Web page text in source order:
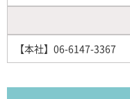
【本社】06-6147-3367